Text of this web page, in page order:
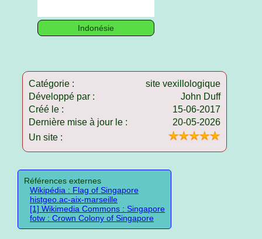
Indonésie
Catégorie :
site vexillologique
Développé par :
John Duff
Créé le :
15-06-2017
Dernière mise à jour le :
20-05-2026
Un site :
Références externes
Wikipédia : Flag of Singapore
histgeo.ac-aix-marseille
[1] Wikimedia Commons : Singapore
fotw : Crown Colony of Singapore